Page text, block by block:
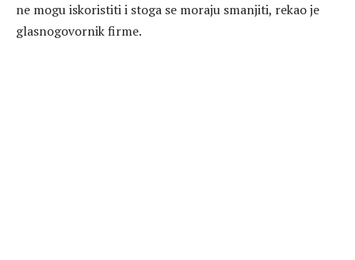
ne mogu iskoristiti i stoga se moraju smanjiti, rekao je
glasnogovornik firme.